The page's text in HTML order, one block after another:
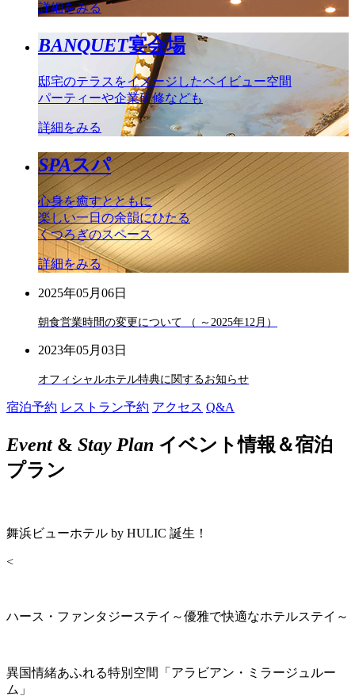
詳細をみる
BANQUET宴会場
邸宅のテラスをイメージしたベイビュー空間
パーティーや企業研修なども
詳細をみる
SPAスパ
心身を癒すとともに
楽しい一日の余韻にひたる
くつろぎのスペース
詳細をみる
2025年05月06日
朝食営業時間の変更について （ ～2025年12月）
2023年05月03日
オフィシャルホテル特典に関するお知らせ
宿泊予約 レストラン予約 アクセス Q&A
Event& Stay Plan イベント情報＆宿泊
プラン
舞浜ビューホテル by HULIC 誕生！
<
ハース・ファンタジーステイ～優雅で快適なホテルステイ～
異国情緒あふれる特別空間「アラビアン・ミラージュルー
ム」